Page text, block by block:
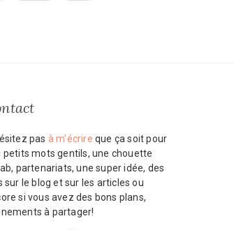
pas à m'écrire que ça soit pour
petits mots gentils, une chouette
partenariats, une super idée, des
sur le blog et sur les articles ou
si vous avez des bons plans,
à partager!